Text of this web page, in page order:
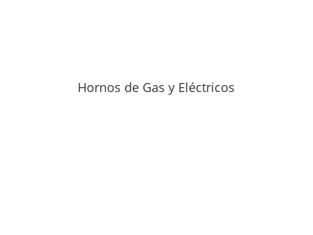
Hornos de Gas y Eléctricos